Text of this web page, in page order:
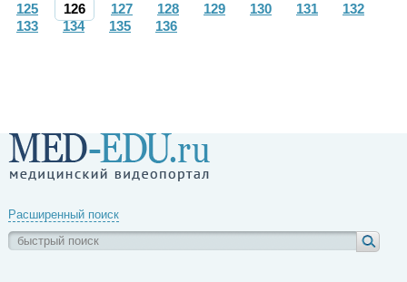
125
126 127 128 129 130 131
132
133
134 135 136
Расширенный поиск